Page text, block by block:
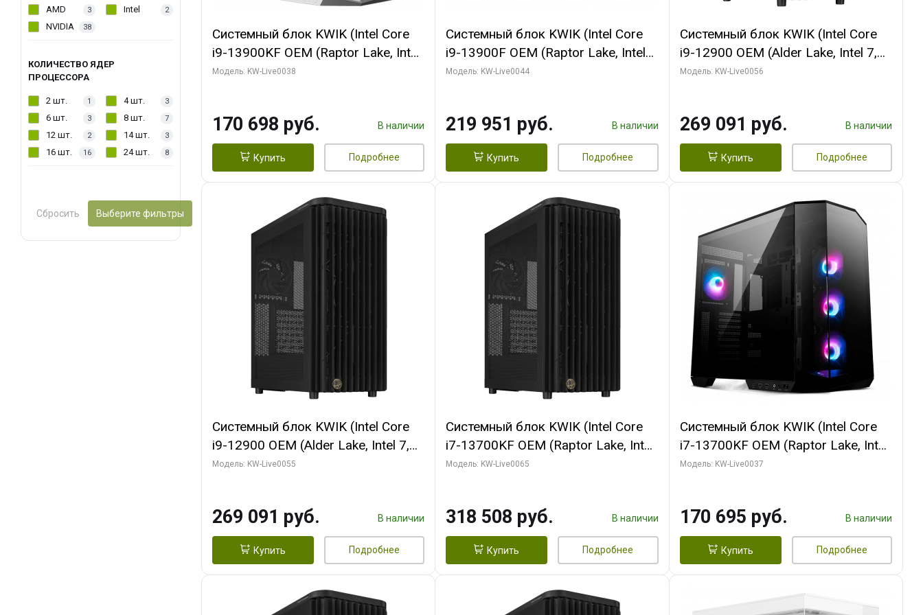
AMD 3 Intel 2
NVIDIA 38
КОЛИЧЕСТВО ЯДЕР
ПРОЦЕССОРА
2 шт. 1 4 шт. 3
6 шт. 3 8 шт. 7
12 шт. 2 14 шт. 3
16 шт. 16 24 шт. 8
Сбросить Выберите фильтры
Системный блок KWIK (Intel Core
i9-13900KF OEM (Raptor Lake, Intel
7, C24 16EC/8P/ 32 ГБ ОЗУ (2
2xDP 2/ 960 ГБ SSD)
Модель: KW-Live0038
170 698 руб. В наличии
Купить Подробнее
Системный блок KWIK (Intel Core
i9-13900F OEM (Raptor Lake, Intel
7, Efficient-co/ 32 ГБ ОЗУ (2
HD/ 512 ГБ SSD)
Модель: KW-Live0044
219 951 руб. В наличии
Купить Подробнее
Системный блок KWIK (Intel Core
i9-12900 OEM (Alder Lake, Intel 7,
C16 8EC/8PC/T2/ 64 ГБ ОЗУ (2
ТБ SSD)
Модель: KW-Live0056
269 091 руб. В наличии
Купить Подробнее
Системный блок KWIK (Intel Core
i9-12900 OEM (Alder Lake, Intel 7,
C16 8EC/8PC/T2/ 64 ГБ ОЗУ (2
HDMI/ 1 ТБ SSD)
Модель: KW-Live0055
269 091 руб. В наличии
Купить Подробнее
Системный блок KWIK (Intel Core
i7-13700KF OEM (Raptor Lake, Intel
7, C16 8EC/8PC/ 64 ГБ ОЗУ (2
2/ 1 ТБ SSD)
Модель: KW-Live0065
318 508 руб. В наличии
Купить Подробнее
Системный блок KWIK (Intel Core
i7-13700KF OEM (Raptor Lake, Intel
7, C16 8EC/8PC/ 32 ГБ ОЗУ (2
HDMI/ 1 ТБ SSD)
Модель: KW-Live0037
170 695 руб. В наличии
Купить Подробнее